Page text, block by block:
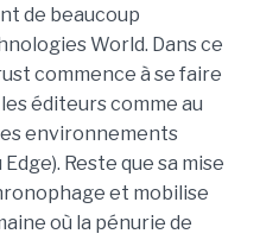
de beaucoup
World. Dans ce
commence à se faire
éditeurs comme au
environnements
Reste que sa mise
et mobilise
où la pénurie de